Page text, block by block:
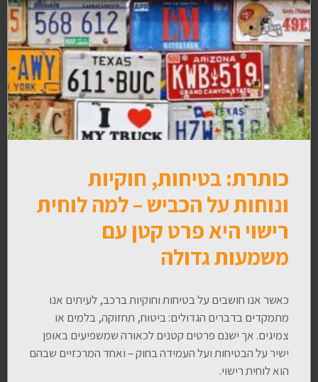
כותרת: בטיחות, חוקיות
ונוחות על הכביש – למה לוחית
רישוי היא פרט קטן עם
משמעות גדולה
כאשר אנו חושבים על בטיחות וחוקיות ברכב, לעיתים אנו
מתמקדים בדברים הגדולים: ביטוח, תחזוקה, בלמים או
צמיגים. אך ישנם פרטים קטנים לכאורה שמשפיעים באופן
ישיר על הבטיחות ועל העמידה בחוק – ואחד המרכזיים שבהם
הוא לוחית רישוי.